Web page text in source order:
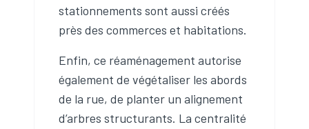
stationnements sont aussi créés
près des commerces et habitations.
Enfin, ce réaménagement autorise
également de végétaliser les abords
de la rue, de planter un alignement
d’arbres structurants. La centralité